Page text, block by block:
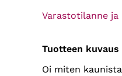
Varastotilanne ja
Tuotteen kuvaus
Oi miten